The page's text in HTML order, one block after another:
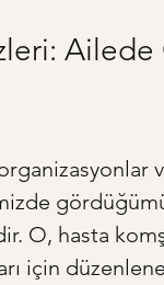
O, hasta
için